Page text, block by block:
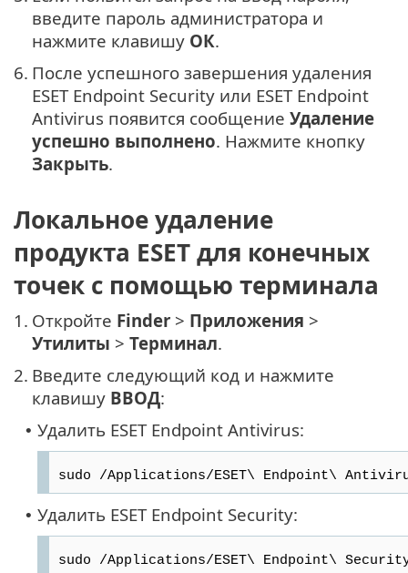
введите пароль администратора и
нажмите клавишу ОК.
6. После успешного завершения удаления
ESET Endpoint Security или ESET Endpoint
Antivirus появится сообщение Удаление
успешно выполнено. Нажмите кнопку
Закрыть.
Локальное удаление
продукта ESET для конечных
точек с помощью терминала
1. Откройте Finder > Приложения >
Утилиты > Терминал.
2. Введите следующий код и нажмите
клавишу ВВОД:
• Удалить ESET Endpoint Antivirus:
sudo /Applications/ESET\ Endpoint\
• Удалить ESET Endpoint Security:
sudo /Applications/ESET\ Endpoint\